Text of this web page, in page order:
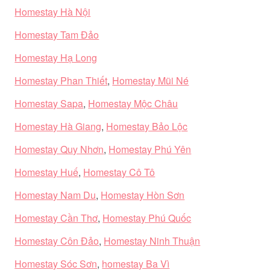
Homestay Hà Nội
Homestay Tam Đảo
Homestay Hạ Long
Homestay Phan Thiết, Homestay Mũi Né
Homestay Sapa, Homestay Mộc Châu
Homestay Hà Giang, Homestay Bảo Lộc
Homestay Quy Nhơn, Homestay Phú Yên
Homestay Huế, Homestay Cô Tô
Homestay Nam Du, Homestay Hòn Sơn
Homestay Cần Thơ, Homestay Phú Quốc
Homestay Côn Đảo, Homestay Ninh Thuận
Homestay Sóc Sơn, homestay Ba Vì